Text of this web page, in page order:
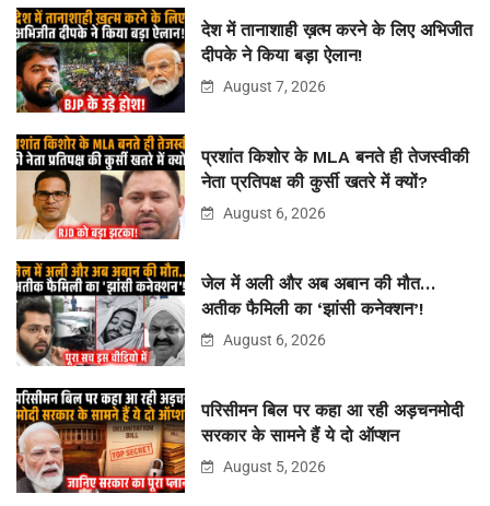
देश में तानाशाही ख़त्म करने के लिए अभिजीत
दीपके ने किया बड़ा ऐलान!
August 7, 2026
प्रशांत किशोर के MLA बनते ही तेजस्वीकी
नेता प्रतिपक्ष की कुर्सी खतरे में क्यों?
August 6, 2026
जेल में अली और अब अबान की मौत…
अतीक फैमिली का ‘झांसी कनेक्शन’!
August 6, 2026
परिसीमन बिल पर कहा आ रही अड़चनमोदी
सरकार के सामने हैं ये दो ऑप्शन
August 5, 2026